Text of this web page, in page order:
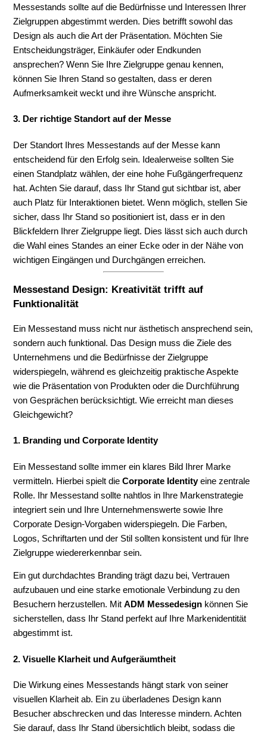
Messestands sollte auf die Bedürfnisse und Interessen Ihrer
Zielgruppen abgestimmt werden. Dies betrifft sowohl das
Design als auch die Art der Präsentation. Möchten Sie
Entscheidungsträger, Einkäufer oder Endkunden
ansprechen? Wenn Sie Ihre Zielgruppe genau kennen,
können Sie Ihren Stand so gestalten, dass er deren
Aufmerksamkeit weckt und ihre Wünsche anspricht.
3. Der richtige Standort auf der Messe
Der Standort Ihres Messestands auf der Messe kann
entscheidend für den Erfolg sein. Idealerweise sollten Sie
einen Standplatz wählen, der eine hohe Fußgängerfrequenz
hat. Achten Sie darauf, dass Ihr Stand gut sichtbar ist, aber
auch Platz für Interaktionen bietet. Wenn möglich, stellen Sie
sicher, dass Ihr Stand so positioniert ist, dass er in den
Blickfeldern Ihrer Zielgruppe liegt. Dies lässt sich auch durch
die Wahl eines Standes an einer Ecke oder in der Nähe von
wichtigen Eingängen und Durchgängen erreichen.
Messestand Design: Kreativität trifft auf
Funktionalität
Ein Messestand muss nicht nur ästhetisch ansprechend sein,
sondern auch funktional. Das Design muss die Ziele des
Unternehmens und die Bedürfnisse der Zielgruppe
widerspiegeln, während es gleichzeitig praktische Aspekte
wie die Präsentation von Produkten oder die Durchführung
von Gesprächen berücksichtigt. Wie erreicht man dieses
Gleichgewicht?
1. Branding und Corporate Identity
Ein Messestand sollte immer ein klares Bild Ihrer Marke
vermitteln. Hierbei spielt dieCorporate Identityeine zentrale
Rolle. Ihr Messestand sollte nahtlos in Ihre Markenstrategie
integriert sein und Ihre Unternehmenswerte sowie Ihre
Corporate Design-Vorgaben widerspiegeln. Die Farben,
Logos, Schriftarten und der Stil sollten konsistent und für Ihre
Zielgruppe wiedererkennbar sein.
Ein gut durchdachtes Branding trägt dazu bei, Vertrauen
aufzubauen und eine starke emotionale Verbindung zu den
Besuchern herzustellen. MitADM Messedesign können Sie
sicherstellen, dass Ihr Stand perfekt auf Ihre Markenidentität
abgestimmt ist.
2. Visuelle Klarheit und Aufgeräumtheit
Die Wirkung eines Messestands hängt stark von seiner
visuellen Klarheit ab. Ein zu überladenes Design kann
Besucher abschrecken und das Interesse mindern. Achten
Sie darauf, dass Ihr Stand übersichtlich bleibt, sodass die